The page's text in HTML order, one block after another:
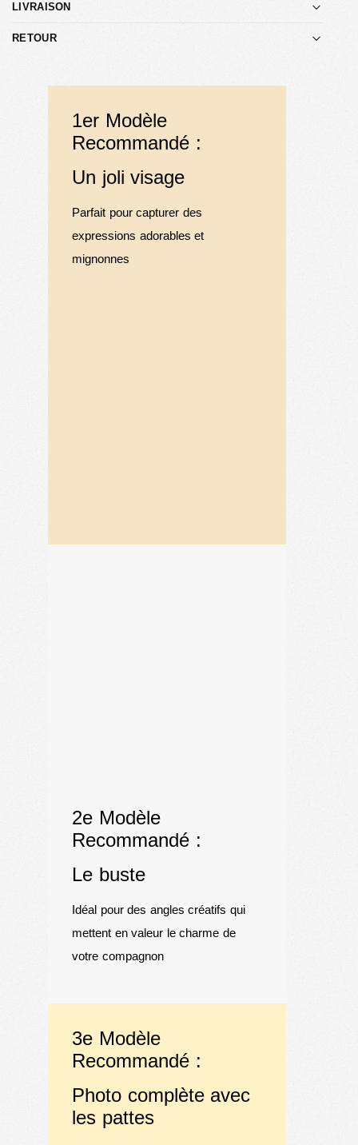
LIVRAISON
RETOUR
1er Modèle
Recommandé :
Un joli visage
Parfait pour capturer des
expressions adorables et
mignonnes
2e Modèle
Recommandé :
Le buste
Idéal pour des angles créatifs qui
mettent en valeur le charme de
votre compagnon
3e Modèle
Recommandé :
Photo complète avec
les pattes